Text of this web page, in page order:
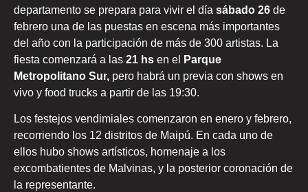
departamento se prepara para vivir el día sábado 26 de
febrero una de las puestas en escena más importantes
del año con la participación de más de 300 artistas. La
fiesta comenzará a las 21 hs en el
Parque
Metropolitano Sur, pero habrá un previa con shows en
vivo y food trucks a partir de las 19:30.
Los festejos vendimiales comenzaron en enero y febrero,
recorriendo los 12 distritos de Maipú. En cada uno de
ellos hubo shows artísticos, homenaje a los
excombatientes de Malvinas, y la posterior coronación de
la representante.